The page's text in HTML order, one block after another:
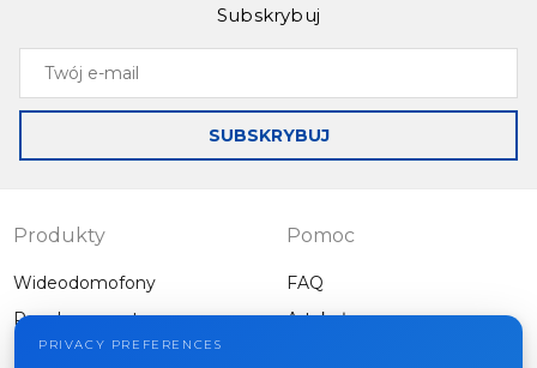
Subskrybuj
Twój
mail
SUBSKRYBUJ
Produkty
Wideodomofony
Panele zewnętrzne
Inny sprzęt
Pomoc
FAQ
Artykuły
PRIVACY PREFERENCES